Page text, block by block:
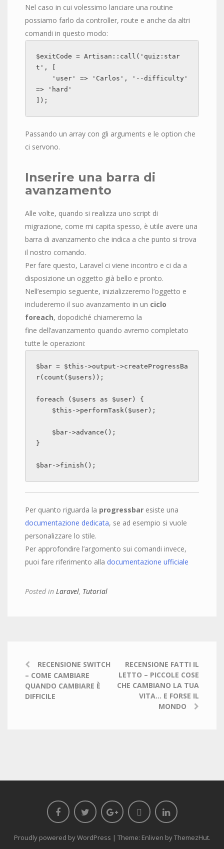
Nel caso in cui volessimo lanciare una routine
possiamo farlo da controller, route e anche da altri
comandi in questo modo:
$exitCode = Artisan::call('quiz:star
t', [
=> 'hard'
]);
Passando un array con gli arguments e le option che
ci servono.
Inserire una barra di
avanzamento
Alle volte, quando si realizza uno script di
migrazione, come mi capita spesso, è utile avere una
barra di avanzamento che indica a che punto si trova
il nostro comando.
Per fare questo, Laravel ci viene incontro e ci da a
disposizione un oggetto già bello e pronto.
Nell’esempio seguente, inizializzeremo l’oggetto e
includeremo il suo avanzamento in un ciclo
foreach, dopodiché chiameremo la
fine dell’avanzamento quando avremo completato
tutte le operazioni:
$bar = $this->output->createProgressBa
r(count($users));
foreach ($users as $user) {
}
$bar->finish();
Per quanto riguarda la progressbar esiste una
documentazione dedicata, se ad esempio si vuole
personalizzare lo stile.
Per approfondire l’argomento sui comandi invece,
puoi fare riferimento alla documentazione ufficiale
Posted in Laravel, Tutorial
RECENSIONE SWITCH
– COME CAMBIARE
QUANDO CAMBIARE È
DIFFICILE
RECENSIONE FATTI IL
LETTO – PICCOLE COSE
CHE CAMBIANO LA TUA
VITA… E FORSE IL
MONDO
Proudly powered by WordPress | Theme: Enliven byThemezHut.